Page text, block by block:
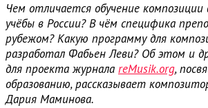
Чем отличается обучение
учёбы в России? В чём специфика
рубежом? Какую программу для
разработал Фабьен Леви? Об этом и
для проекта журнала reMusik.org,
образованию, рассказывает
Дария Маминова.